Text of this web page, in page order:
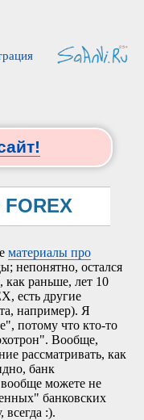
материалы про
непонятно, остался
как раньше, лет 10
есть другие
например). Я
потому что кто-то
Вообще,
рассматривать, как
банк
можете не
банковских
всегда :).